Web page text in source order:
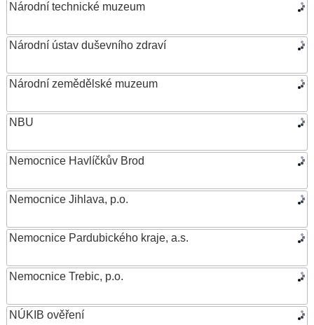
Národní technické muzeum
Národní ústav duševního zdraví
Národní zemědělské muzeum
NBU
Nemocnice Havlíčkův Brod
Nemocnice Jihlava, p.o.
Nemocnice Pardubického kraje, a.s.
Nemocnice Trebic, p.o.
NÚKIB ověření